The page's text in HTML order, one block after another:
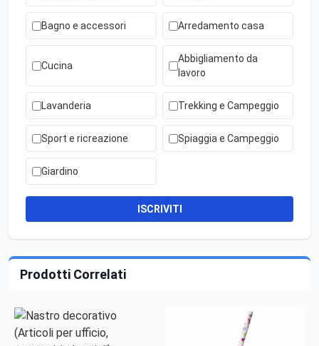
Bagno e accessori Arredamento casa
Cucina
Abbigliamento da
lavoro
Lavanderia Trekking e Campeggio
Sport e ricreazione Spiaggia e Campeggio
Giardino
ISCRIVITI
Prodotti Correlati